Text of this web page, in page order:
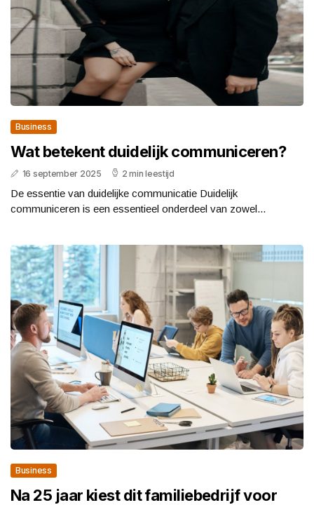
Business
Wat betekent duidelijk communiceren?
16 september 2025 2 min leestijd
De essentie van duidelijke communicatie Duidelijk
communiceren is een essentieel onderdeel van zowel...
Business
Na 25 jaar kiest dit familiebedrijf voor